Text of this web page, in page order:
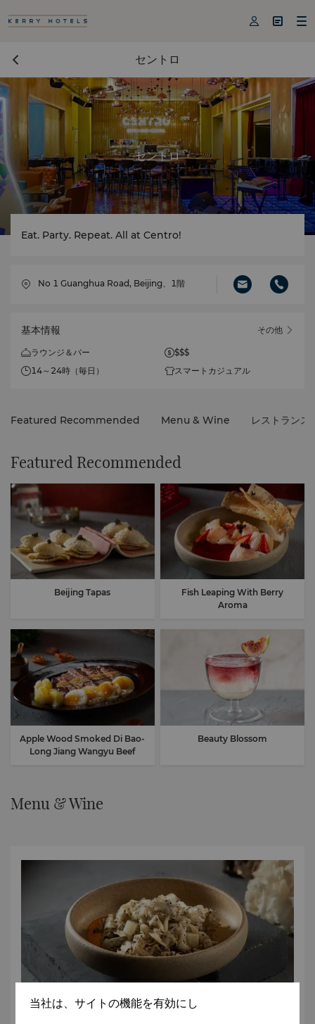
  
セントロ
セントロ
Eat. Party. Repeat. All at Centro!
No 1 Guanghua Road, Beijing、1階
基本情報 その他
ラウンジ＆バー
$$$
14～24時（毎日）
スマートカジュアル
Featured Recommended Menu & Wine レストランス
Featured Recommended
Beijing Tapas
Fish Leaping With Berry
Aroma
Apple Wood Smoked Di Bao-
Long Jiang Wangyu Beef
Beauty Blossom
Menu & Wine
Menu & Wine
当社は、サイトの機能を有効にし